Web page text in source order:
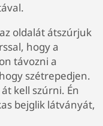
oldalát átszúrjuk
hogy a
távozni a
szétrepedjen.
kell szúrni. Én
bejglik látványát,